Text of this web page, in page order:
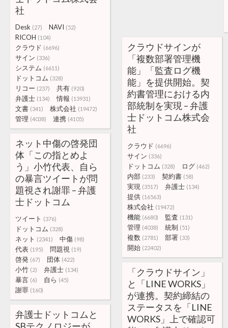
社
Desk (27) NAVI (52)
RICOH (104)
クラウド (6696)
サイン (336)
システム (6611)
ドットコム (328)
リコー (237) 共有 (920)
弁護士 (134) 情報 (13931)
文書 (341) 株式会社 (19472)
管理 (4038) 連携 (4105)
クラウドサインが
「複数部署管理機
能」「監査ログ機
能」を提供開始。契
約書管理における内
部統制を実現 – 弁護
士ドットコム株式会
社
クラウド (6696)
サイン (336)
ドットコム (328) ログ (462)
内部 (233) 契約書 (58)
実現 (3517) 弁護士 (134)
提供 (16563)
株式会社 (19472)
機能 (6680) 監査 (131)
管理 (4038) 統制 (51)
複数 (2781) 部署 (33)
開始 (22402)
ネット中傷の啓発団
体「この指とめよ
う」小竹代表、自ら
の暴言ツイートが問
題視され謝罪 – 弁護
士ドットコム
ツイート (376)
ドットコム (328)
ネット (2341) 中傷 (98)
代表 (195) 問題視 (19)
啓発 (67) 団体 (422)
小竹 (2) 弁護士 (134)
暴言 (6) 自ら (45)
謝罪 (160)
「クラウドサイン」
と「LINE WORKS」
が連携。契約締結の
ステータスを「LINE
WORKS」上で確認可
弁護士ドットコムと